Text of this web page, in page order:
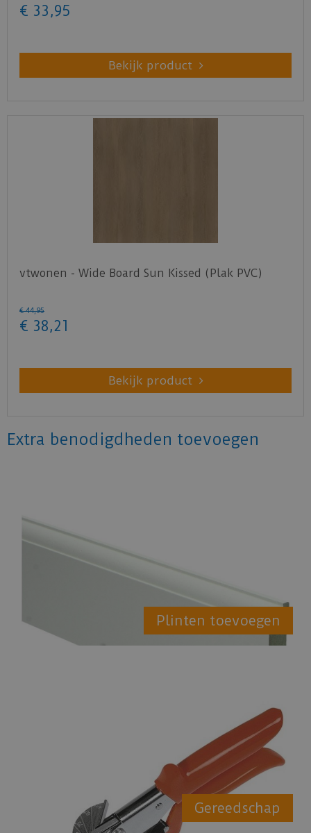
€ 33 ,95
Bekijk product
vtwonen - Wide Board Sun Kissed (Plak PVC)
€ 44,95
€ 38,21
Bekijk product
Extra benodigdheden toevoegen
Plinten toevoegen
Gereedschap